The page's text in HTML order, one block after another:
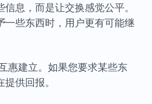
息，而是让交换感觉公平。
一些东西时，用户更有可能继
惠建立。如果您要求某些东
供回报。